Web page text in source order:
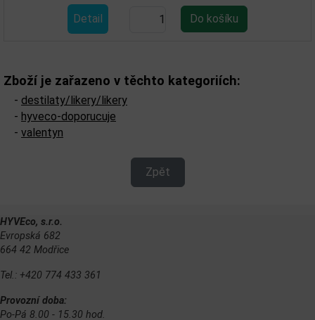
Zboží je zařazeno v těchto kategoriích:
- destilaty/likery/likery
- hyveco-doporucuje
- valentyn
Zpět
HYVEco, s.r.o.
Evropská 682
664 42 Modřice
Tel.: +420 774 433 361
Provozní doba:
Po-Pá 8.00 - 15.30 hod.